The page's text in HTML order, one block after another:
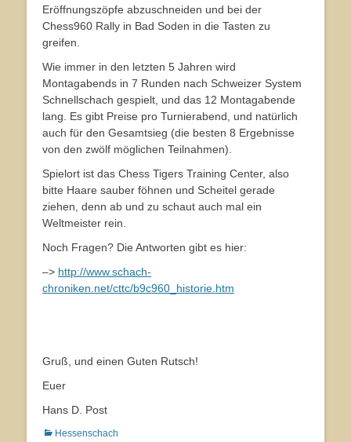
Eröffnungszöpfe abzuschneiden und bei der
Chess960 Rally in Bad Soden in die Tasten zu
greifen.
Wie immer in den letzten 5 Jahren wird
Montagabends in 7 Runden nach Schweizer System
Schnellschach gespielt, und das 12 Montagabende
lang. Es gibt Preise pro Turnierabend, und natürlich
auch für den Gesamtsieg (die besten 8 Ergebnisse
von den zwölf möglichen Teilnahmen).
Spielort ist das Chess Tigers Training Center, also
bitte Haare sauber föhnen und Scheitel gerade
ziehen, denn ab und zu schaut auch mal ein
Weltmeister rein.
Noch Fragen? Die Antworten gibt es hier:
–> http://www.schach-
chroniken.net/cttc/b9c960_historie.htm
Gruß, und einen Guten Rutsch!
Euer
Hans D. Post
Kategorien
Hessenschach